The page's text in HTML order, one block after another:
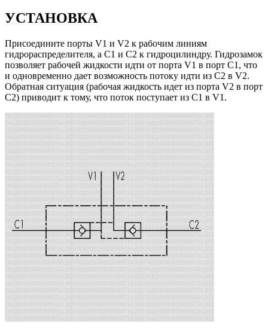
УСТАНОВКА
Присоедините порты V1 и V2 к рабочим линиям
гидрораспределителя, а C1 и C2 к гидроцилиндру. Гидрозамок
позволяет рабочей жидкости идти от порта V1 в порт C1, что
и одновременно дает возможность потоку идти из C2 в V2.
Обратная ситуация (рабочая жидкость идет из порта V2 в порт
C2) приводит к тому, что поток поступает из C1 в V1.